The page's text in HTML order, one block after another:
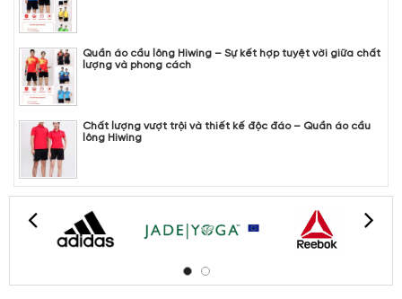
Quần áo cầu lông Hiwing – Sự kết hợp tuyệt vời giữa chất
lượng và phong cách
Chất lượng vượt trội và thiết kế độc đáo – Quần áo cầu
lông Hiwing